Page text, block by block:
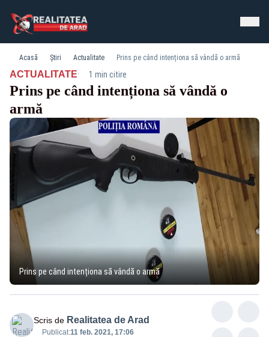
Acasă Știri Actualitate Prins pe când intenționa să vândă o armă
ACTUALITATE· 1 min citire
Prins pe când intenționa să vândă o
armă
Prins pe când intenționa să vândă o armă
Scris de Realitatea de Arad
Publicat:11 feb. 2021, 17:06